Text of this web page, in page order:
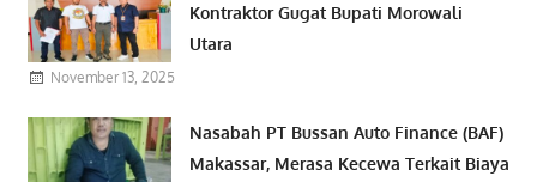
Kontraktor Gugat Bupati Morowali
Utara
November 13, 2025
Nasabah PT Bussan Auto Finance (BAF)
Makassar, Merasa Kecewa Terkait Biaya